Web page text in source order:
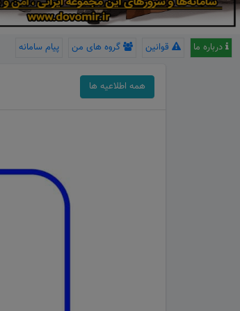
درباره ما قوانین گروه های من پیام سامانه
همه اطلاعیه ها